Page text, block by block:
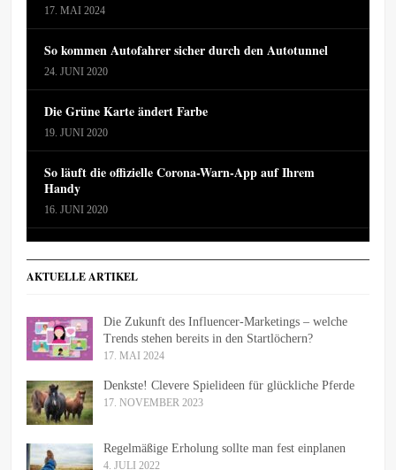
17. MAI 2024
So kommen Autofahrer sicher durch den Autotunnel
24. JUNI 2020
Die Grüne Karte ändert Farbe
19. JUNI 2020
So läuft die offizielle Corona-Warn-App auf Ihrem
Handy
16. JUNI 2020
AKTUELLE ARTIKEL
Die Zukunft des Influencer-Marketings – welche
Trends stehen bereits in den Startlöchern?
17. MAI 2024
Denkste! Clevere Spielideen für glückliche Pferde
17. NOVEMBER 2023
Regelmäßige Erholung sollte man fest einplanen
4. JULI 2022